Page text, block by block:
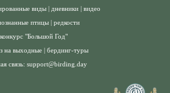
виды дневники
видео
птицы
редкости
конкурс "Большой Год"
на выходные
бердинг-туры
связь: support@birding.day